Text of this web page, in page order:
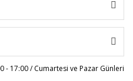
- 17:00 / Cumartesi ve Pazar Günleri